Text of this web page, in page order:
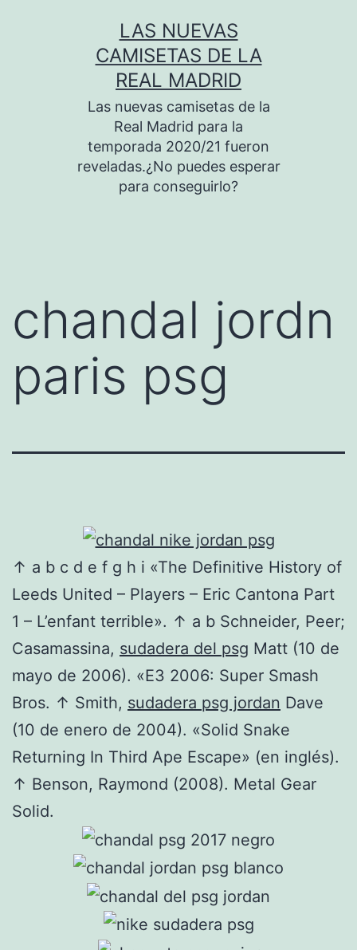
LAS NUEVAS
CAMISETAS DE LA
REAL MADRID
Las nuevas camisetas de la
Real Madrid para la
temporada 2020/21 fueron
reveladas.¿No puedes esperar
para conseguirlo?
chandal jordn
paris psg
↑ a b c d e f g h i «The Definitive History of
Leeds United – Players – Eric Cantona Part
1 – L’enfant terrible». ↑ a b Schneider, Peer;
Casamassina, sudadera del psg Matt (10 de
mayo de 2006). «E3 2006: Super Smash
Bros. ↑ Smith, sudadera psg jordan Dave
(10 de enero de 2004). «Solid Snake
Returning In Third Ape Escape» (en inglés).
↑ Benson, Raymond (2008). Metal Gear
Solid.